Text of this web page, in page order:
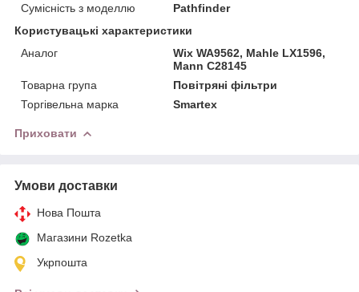
Сумісність з моделлю
Pathfinder
Користувацькi характеристики
Аналог
Wix WA9562, Mahle LX1596,
Mann C28145
Товарна група
Повітряні фільтри
Торгівельна марка
Smartex
Приховати
Умови доставки
Нова Пошта
Магазини Rozetka
Укрпошта